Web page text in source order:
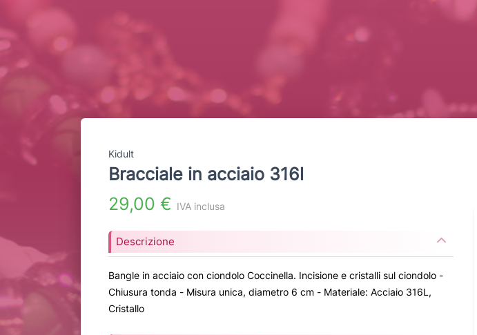
Kidult
Bracciale in acciaio 316l
29,00 € IVA inclusa
Descrizione
Bangle in acciaio con ciondolo Coccinella. Incisione e cristalli sul ciondolo -
Chiusura tonda - Misura unica, diametro 6 cm - Materiale: Acciaio 316L,
Cristallo